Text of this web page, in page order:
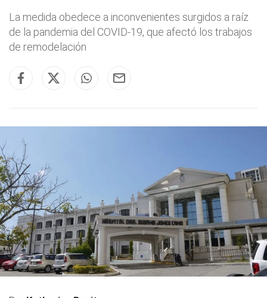
La medida obedece a inconvenientes surgidos a raíz
de la pandemia del COVID-19, que afectó los trabajos
de remodelación